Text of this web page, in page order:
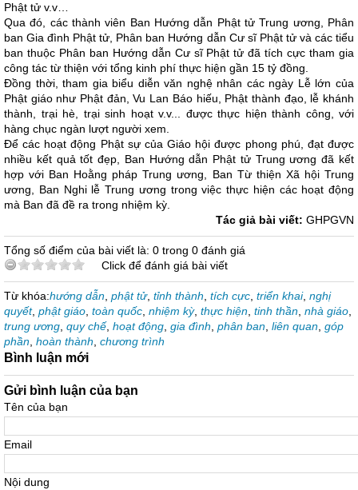
Phật tử v.v…
Qua đó, các thành viên Ban Hướng dẫn Phật tử Trung ương, Phân
ban Gia đình Phật tử, Phân ban Hướng dẫn Cư sĩ Phật tử và các tiểu
ban thuộc Phân ban Hướng dẫn Cư sĩ Phật tử đã tích cực tham gia
công tác từ thiện với tổng kinh phí thực hiện gần 15 tỷ đồng.
Đồng thời, tham gia biểu diễn văn nghệ nhân các ngày Lễ lớn của
Phật giáo như Phật đản, Vu Lan Báo hiếu, Phật thành đạo, lễ khánh
thành, trại hè, trại sinh hoạt v.v... được thực hiện thành công, với
hàng chục ngàn lượt người xem.
Để các hoạt động Phật sự của Giáo hội được phong phú, đạt được
nhiều kết quả tốt đẹp, Ban Hướng dẫn Phật tử Trung ương đã kết
hợp với Ban Hoằng pháp Trung ương, Ban Từ thiện Xã hội Trung
ương, Ban Nghi lễ Trung ương trong việc thực hiện các hoạt động
mà Ban đã đề ra trong nhiệm kỳ.
Tác giả bài viết: GHPGVN
Tổng số điểm của bài viết là: 0 trong 0 đánh giá
Click để đánh giá bài viết
Từ khóa:hướng dẫn phật tử, tỉnh thành tích cực triển khai, nghị
quyết, phật giáo toàn quốc nhiệm kỳ, thực hiện tinh thần nhà giáo
trung ương quy chế, hoạt động gia đình phân ban liên quan góp
phần hoàn thành chương trình
Bình luận mới
Gửi bình luận của bạn
Tên của bạn
Email
Nội dung